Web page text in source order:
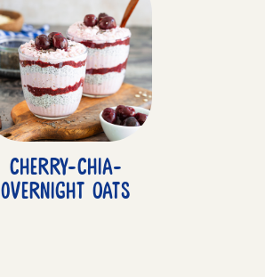
Cherry-Chia-
Overnight oats